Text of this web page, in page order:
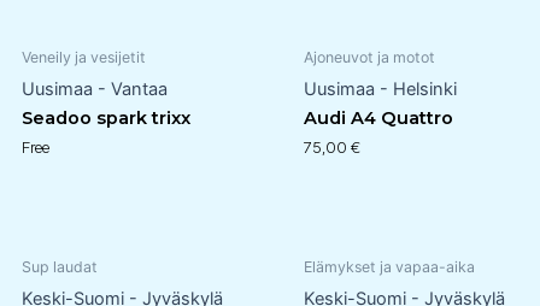
Veneily ja vesijetit
Uusimaa - Vantaa
Seadoo spark trixx
Free
Ajoneuvot ja motot
Uusimaa - Helsinki
Audi A4 Quattro
75,00 €
Sup laudat
Keski-Suomi - Jyväskylä
Elämykset ja vapaa-aika
Keski-Suomi - Jyväskylä